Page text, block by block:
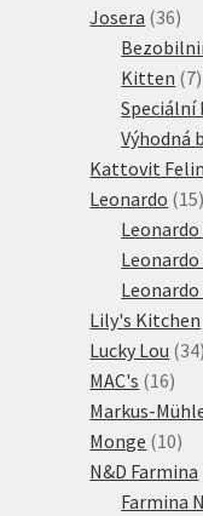
Josera 3636
Kitten 77
Speciální
Výhodná
Kattovit
Leonardo 15
Lily's Kitchen
Lucky Lou 34
MAC's 1616
Markus-
Monge 1010
N&D Farmina
Farmina